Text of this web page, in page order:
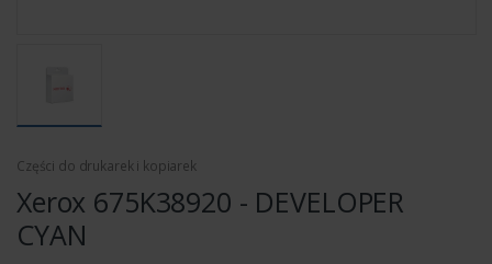
Części do drukarek i kopiarek
Xerox 675K38920 - DEVELOPER
CYAN